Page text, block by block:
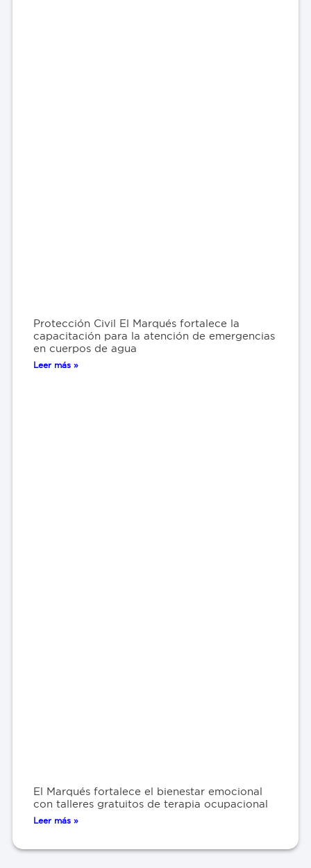
Protección Civil El Marqués fortalece la
capacitación para la atención de emergencias
en cuerpos de agua
Leer más »
El Marqués fortalece el bienestar emocional
con talleres gratuitos de terapia ocupacional
Leer más »